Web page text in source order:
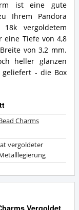
ist eine gute
Ihrem Pandora
vergoldetem
Tiefe von 4,8
von 3,2 mm.
heller glänzen
- die Box
Charms
vergoldeter
Vergoldet